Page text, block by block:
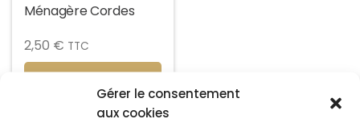
Gérer le consentement
aux cookies
Ménagère Cordes
2,50 € TTC